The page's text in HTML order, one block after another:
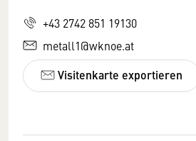
+43 2742 851 19130
metall1@wknoe.at
Visitenkarte exportieren